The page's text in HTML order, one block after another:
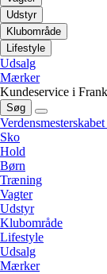
Udstyr
Klubområde
Lifestyle
Udsalg
Mærker
Kundeservice i
Søg
Sko
Hold
Børn
Træning
Vagter
Udstyr
Klubområde
Lifestyle
Udsalg
Mærker